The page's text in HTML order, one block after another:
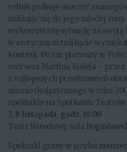
celnik próbuje osaczyć znanego
zbliżając się do jego młodej
wykorzysta tę sytuację na swoją
w erotycznym trójkącie
kontroli. Po raz pierwszy w
reżysera Martina Kušeja –
z najlepszych przedstawień
niemieckojęzycznego w roku
spektakle na Spotkaniu
7, 8 listopada, godz. 19.00
Teatr Narodowy, sala
Spektakl grany w języku